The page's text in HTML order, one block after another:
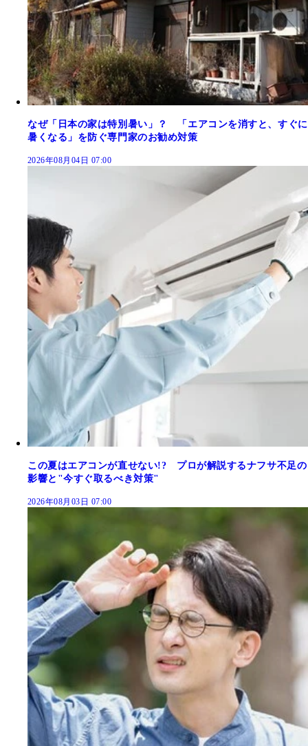
なぜ「日本の家は特別暑い」？ 「エアコンを消すと、すぐに
暑くなる」を防ぐ専門家のお勧め対策
2026年08月04日 07:00
この夏はエアコンが直せない!? プロが解説するナフサ不足の
影響と"今すぐ取るべき対策"
2026年08月03日 07:00